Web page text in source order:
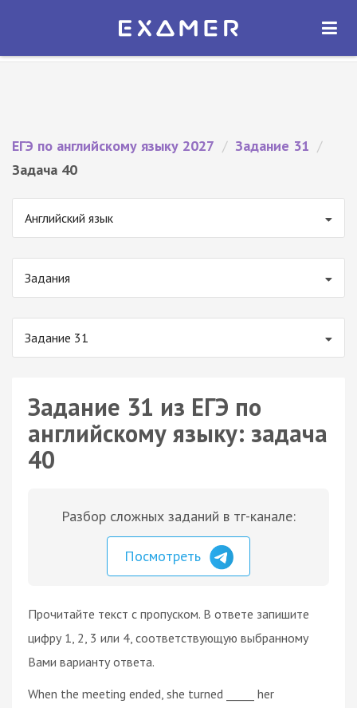
Экзамер — ЕГЭ 2027
ОТКРЫТЬ
ЕГЭ по английскому языку 2027 / Задание 31 /
Задача 40
Английский язык
Задания
Задание 31
Задание 31 из ЕГЭ по
английскому языку: задача
40
Разбор сложных заданий в тг-канале:
Посмотреть
Прочитайте текст с пропуском. В ответе запишите
цифру 1, 2, 3 или 4, соответствующую выбранному
Вами варианту ответа.
When the meeting ended, she turned _____ her